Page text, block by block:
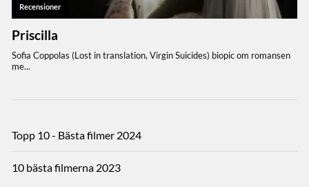
Topp 10 - Bästa filmer 2024
10 bästa filmerna 2023